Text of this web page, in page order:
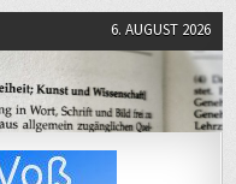
6. AUGUST 2026